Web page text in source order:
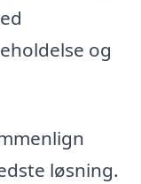
og
løsning.